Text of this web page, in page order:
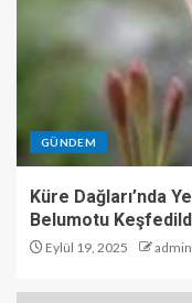
GÜNDEM
Küre Dağları’nda
Belumotu
Eylül 19, 2025 admin